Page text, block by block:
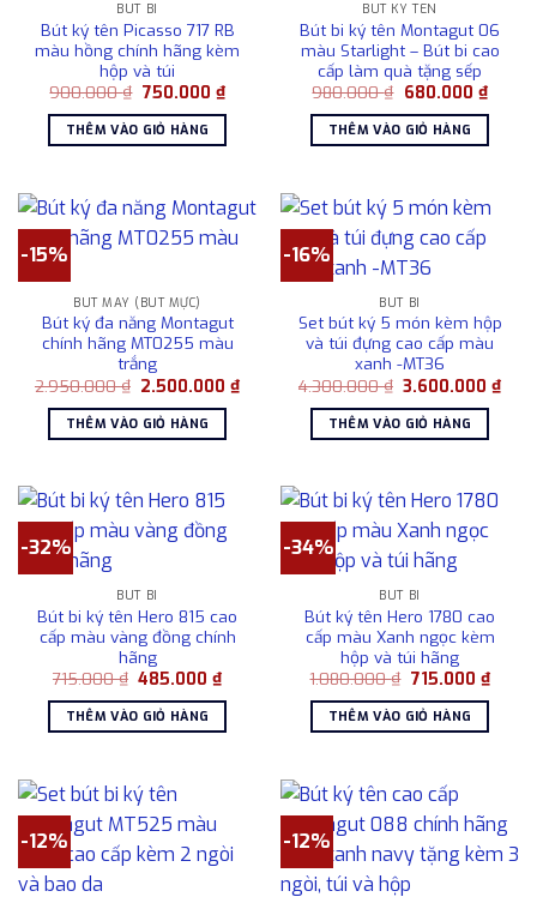
BÚT BI
Bút ký tên Picasso 717 RB
màu hồng chính hãng kèm
hộp và túi
900.000₫ Giá
là:
900.000 ₫.
750.000 ₫Giá
tại
THÊM VÀO GIỎ HÀNG
BÚT KÝ TÊN
Bút bi ký tên Montagut 06
màu Starlight – Bút bi cao
cấp làm quà tặng sếp
980.000₫ Giá
là:
980.000 ₫.
680.000 ₫Giá
tại
THÊM VÀO GIỎ HÀNG
-15%
BÚT MÁY (BÚT MỰC)
Bút ký đa năng Montagut
chính hãng MT0255 màu
trắng
2.950.000₫ Giá
là:
2.950.000 ₫.
2.500.000₫Giá
hiện
2.500.000 ₫.
THÊM VÀO GIỎ HÀNG
-16%
BÚT BI
Set bút ký 5 món kèm hộp
và túi đựng cao cấp màu
xanh -MT36
4.300.000₫ Giá
là:
4.300.000 ₫.
3.600.000₫Giá
hiện
THÊM VÀO GIỎ HÀNG
-32%
BÚT BI
Bút bi ký tên Hero 815 cao
cấp màu vàng đồng chính
hãng
715.000₫ Giá
là:
715.000 ₫.
485.000₫Giá
hiện
tại
485.000 ₫.
THÊM VÀO GIỎ HÀNG
-34%
BÚT BI
Bút ký tên Hero 1780 cao
cấp màu Xanh ngọc kèm
hộp và túi hãng
1.080.000₫ Giá
là:
1.080.000 ₫.
715.000 ₫Giá
hiện
THÊM VÀO GIỎ HÀNG
-12% -12%